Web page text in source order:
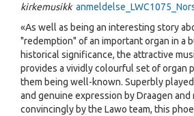
kirkemusikk
«As well as being an interesting story
"redemption" of an important organ in a
historical significance, the attractive
provides a vividly colourful set of organ
them being well-known. Superbly
and genuine expression by Draagen
convincingly by the Lawo team, this